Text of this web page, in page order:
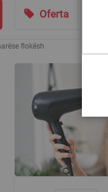
Oferta Bli
flokësh